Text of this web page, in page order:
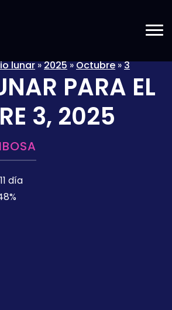
lunar»2025»Octubre»3
PARA EL
3, 2025
11 día